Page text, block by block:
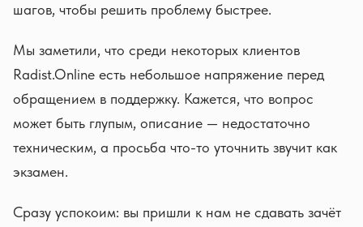
шагов, чтобы решить проблему быстрее.
Мы заметили, что среди некоторых клиентов
Radist.Online есть небольшое напряжение перед
обращением в поддержку. Кажется, что вопрос
может быть глупым, описание — недостаточно
техническим, а просьба что-то уточнить звучит как
экзамен.
Сразу успокоим: вы пришли к нам не сдавать зачёт